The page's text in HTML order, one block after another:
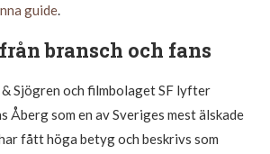
guide
bransch och fans
Sjögren och filmbolaget SF lyfter
Åberg som en av Sveriges mest älskade
fått höga betyg och beskrivs som